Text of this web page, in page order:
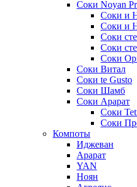
Соки Noyan
Соки и
Соки и
Соки
Соки
Соки
Соки Витал
Соки te Gusto
Соки Шамб
Соки Арарат
Соки
Соки
Компоты
Иджеван
Арарат
YAN
Ноян